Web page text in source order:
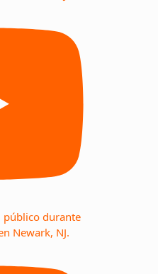
público durante
Newark, NJ.